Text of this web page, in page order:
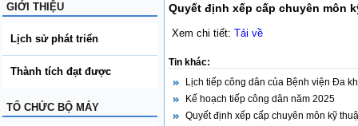
GIỚI THIỆU
Lịch sử phát triển
Thành tích đạt được
TỔ CHỨC BỘ MÁY
Quyết định xếp cấp chuyên môn
Xem chi tiết: Tải về
Tin khác:
Lịch tiếp công dân của Bệnh viện Đa
Kế hoạch tiếp công dân năm 2025
Quyết định xếp cấp chuyên môn kỹ